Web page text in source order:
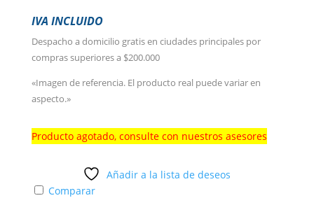
IVA INCLUIDO
Despacho a domicilio gratis en ciudades principales por
compras superiores a $200.000
«Imagen de referencia. El producto real puede variar en
aspecto.»
Producto agotado, consulte con nuestros asesores
Añadir a la lista de deseos
Comparar